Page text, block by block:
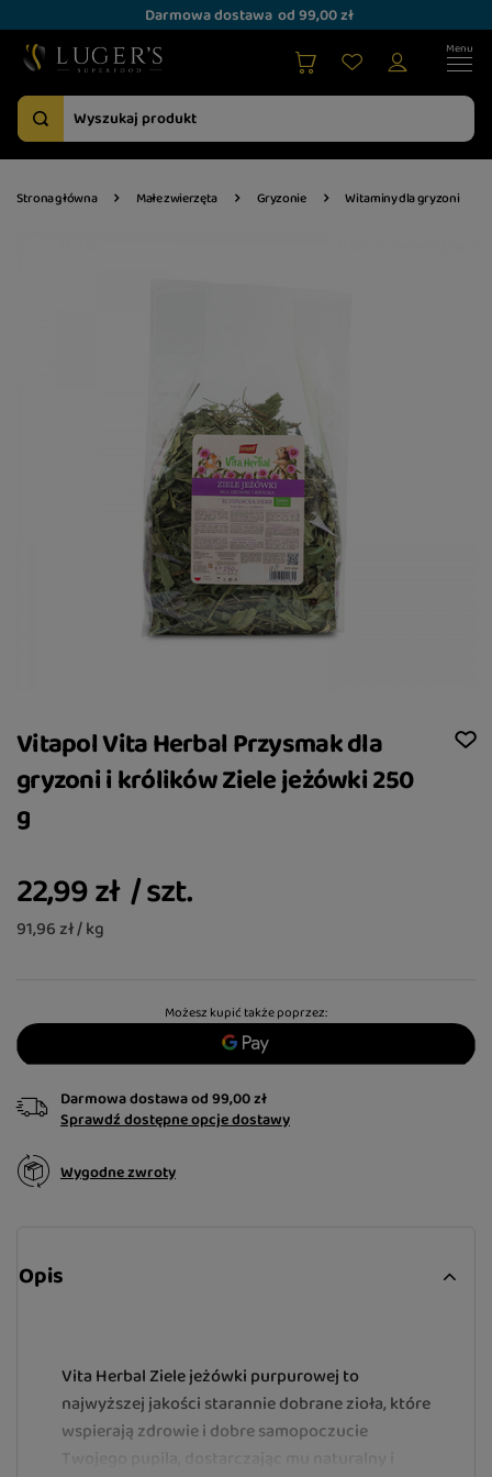
Darmowa dostawa od 99,00 zł
Strona główna Małe zwierzęta Gryzonie Witaminy dla gryzoni
Vitapol Vita Herbal Przysmak dla
gryzoni i królików Ziele jeżówki 250
g
22,99 zł /szt.
91,96 zł / kg
Możesz kupić także poprzez:
Darmowa dostawaod99,00 zł
Sprawdź dostępne opcje dostawy
Wygodne zwroty
Opis
Vita Herbal Ziele jeżówki purpurowej to
najwyższej jakości starannie dobrane zioła, które
wspierają zdrowie i dobre samopoczucie